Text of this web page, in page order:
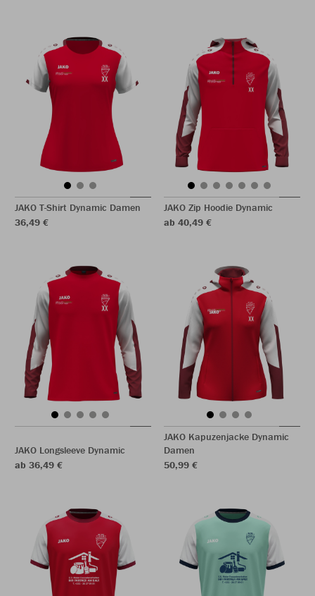
JAKO T-Shirt Dynamic Damen
36,49 €
JAKO Zip Hoodie Dynamic
ab 40,49 €
JAKO Longsleeve Dynamic
ab 36,49 €
JAKO Kapuzenjacke Dynamic
Damen
50,99 €